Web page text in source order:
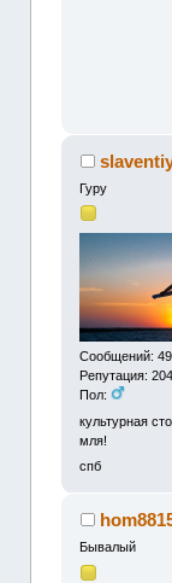
Гуру
Сообщений:
Репутация: 204
Пол:
культурная
мля!
спб
Бывалый